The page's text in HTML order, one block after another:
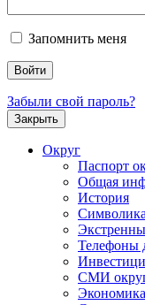
Запомнить меня
Забыли свой пароль?
Закрыть
Округ
Паспорт
Общая
История
Символика
Телефоны
СМИ
Экономика